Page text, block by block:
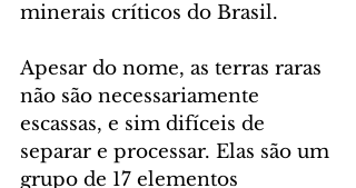
minerais críticos do Brasil.
Apesar do nome, as terras raras
não são necessariamente
escassas, e sim difíceis de
separar e processar. Elas são um
grupo de 17 elementos